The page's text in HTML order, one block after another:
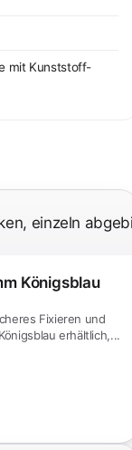
mit Kunststoff-
Königsblau
Fixieren und
erhältlich,...